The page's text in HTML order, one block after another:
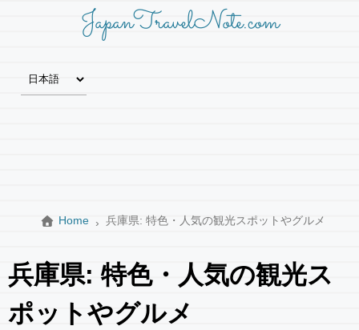
JapanTravelNote.com
Home 兵庫県: 特色・人気の観光スポットやグルメ
兵庫県: 特色・人気の観光ス
ポットやグルメ